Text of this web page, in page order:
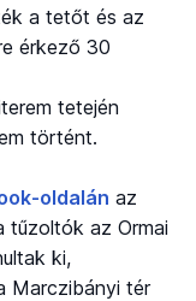
a tetőt és az
érkező 30
tetején
történt.
oldalán az
tűzoltók az Ormai
ki,
Marczibányi tér